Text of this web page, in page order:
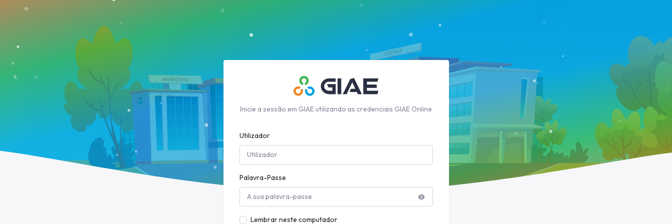
Inicie a sessão em GIAE utilizando as credenciais GIAE Online
Utilizador
Palavra-Passe
Lembrar neste computador